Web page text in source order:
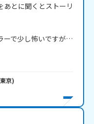
とに聞くとストーリ
ーで少し怖いですが…
東京)